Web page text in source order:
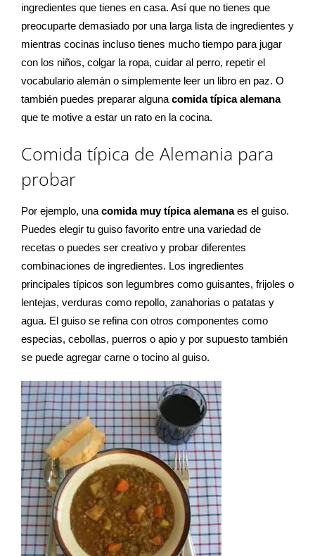
ingredientes que tienes en casa. Así que no tienes que
preocuparte demasiado por una larga lista de ingredientes y
mientras cocinas incluso tienes mucho tiempo para jugar
con los niños, colgar la ropa, cuidar al perro, repetir el
vocabulario alemán o simplemente leer un libro en paz. O
también puedes preparar alguna comida típica alemana
que te motive a estar un rato en la cocina.
Comida típica de Alemania para
probar
Por ejemplo, una comida muy típica alemanaes el guiso.
Puedes elegir tu guiso favorito entre una variedad de
recetas o puedes ser creativo y probar diferentes
combinaciones de ingredientes. Los ingredientes
principales típicos son legumbres como guisantes, frijoles o
lentejas, verduras como repollo, zanahorias o patatas y
agua. El guiso se refina con otros componentes como
especias, cebollas, puerros o apio y por supuesto también
se puede agregar carne o tocino al guiso.